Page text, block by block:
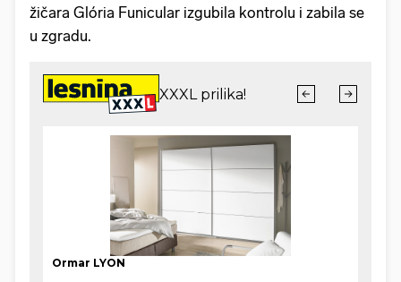
žičara Glória Funicular izgubila kontrolu i zabila se
u zgradu.